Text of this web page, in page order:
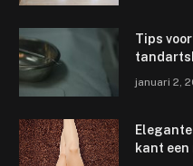
Tips
januari 2,
kant